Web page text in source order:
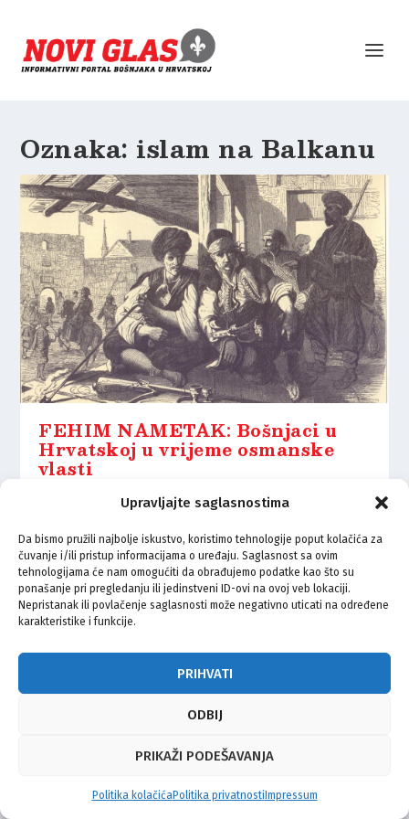
Upravljajte saglasnostima
Da bismo pružili najbolje iskustvo, koristimo tehnologije poput kolačića za
čuvanje i/ili pristup informacijama o uređaju. Saglasnost sa ovim
tehnologijama će nam omogućiti da obrađujemo podatke kao što su
ponašanje pri pregledanju ili jedinstveni ID-ovi na ovoj veb lokaciji.
Nepristanak ili povlačenje saglasnosti može negativno uticati na određene
karakteristike i funkcije.
PRIHVATI
ODBIJ
PRIKAŽI PODEŠAVANJA
Politika kolačićaPolitika privatnosti Impressum
Oznaka: islam na Balkanu
FEHIM NAMETAK: Bošnjaci u
Hrvatskoj u vrijeme osmanske
vlasti
© Vijeće bošnjačke nacionalne manjine Grada Zagreba 2026